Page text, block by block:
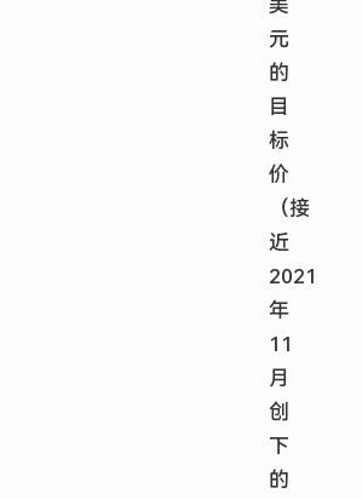
元
的
目
标
价
（接
近
2021
年
11
月
创
下
的